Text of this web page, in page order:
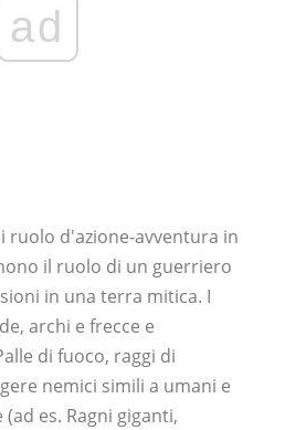
ad
ruolo d'azione-avventura in
il ruolo di un guerriero
in una terra mitica. I
archi e frecce e
di fuoco, raggi di
nemici simili a umani e
es. Ragni giganti,